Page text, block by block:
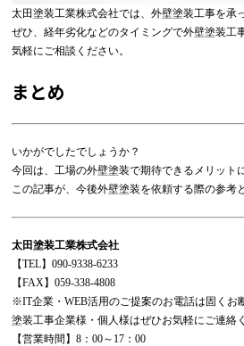
太田塗装工業株式会社では、外壁塗装工事を承
ぜひ、経年劣化などのタイミングで外壁塗装工
気軽にご相談ください。
まとめ
いかがでしたでしょうか？
今回は、工場の外壁塗装で期待できるメリット
この記事が、今後外壁塗装を依頼する際の参考
太田塗装工業株式会社
【TEL】 090-9338-6233
【FAX】059-338-4808
※IT企業・WEB活用のご提案のお電話は固くお
塗装工事企業様・個人様はぜひお気軽にご連絡
【営業時間】8：00～17：00